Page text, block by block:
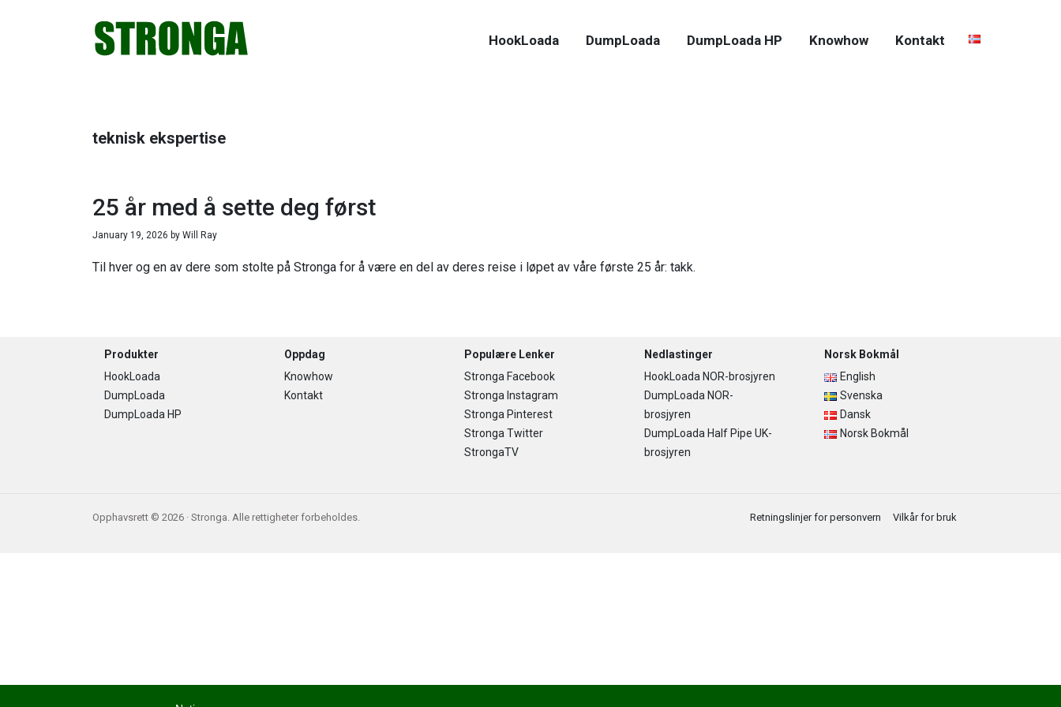
HookLoada DumpLoada DumpLoada HP Knowhow Kontakt
teknisk ekspertise
25 år med å sette deg først
January 19, 2026 by Will Ray
Til hver og en av dere som stolte på Stronga for å være en del av deres reise i løpet av våre første 25 år: takk.
Footer
Produkter
HookLoada
DumpLoada
DumpLoada HP
Oppdag
Knowhow
Kontakt
Populære Lenker
Stronga Facebook
Stronga Instagram
Stronga Pinterest
Stronga Twitter
StrongaTV
Nedlastinger
HookLoada NOR-brosjyren
DumpLoada NOR-
brosjyren
DumpLoada Half Pipe UK-
brosjyren
Norsk Bokmål
English
Svenska
Dansk
Norsk Bokmål
Opphavsrett © 2026 · Stronga. Alle rettigheter forbeholdes. Retningslinjer for personvern Vilkår for bruk